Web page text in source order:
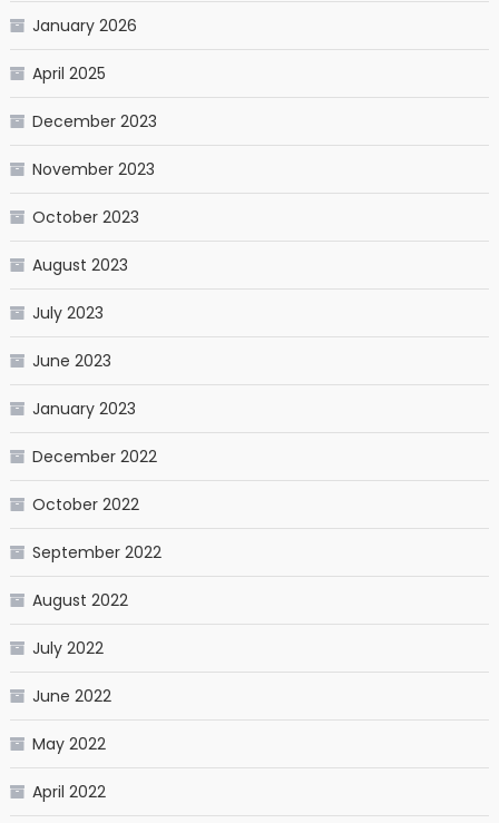
January 2026
April 2025
December 2023
November 2023
October 2023
August 2023
July 2023
June 2023
January 2023
December 2022
October 2022
September 2022
August 2022
July 2022
June 2022
May 2022
April 2022